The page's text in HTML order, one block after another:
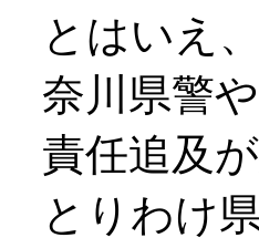
とはいえ
奈川県警
責任追及
とりわけ